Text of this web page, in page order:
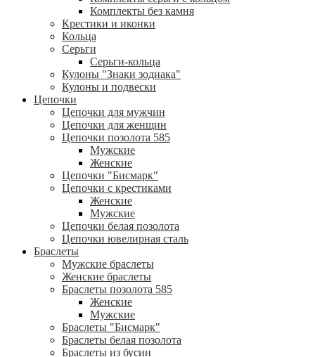
Комплекты без камня
Крестики и иконки
Кольца
Серьги
Серьги-кольца
Кулоны "Знаки зодиака"
Кулоны и подвески
Цепочки
Цепочки для мужчин
Цепочки для женщин
Цепочки позолота 585
Мужские
Женские
Цепочки "Бисмарк"
Цепочки с крестиками
Женские
Мужские
Цепочки белая позолота
Цепочки ювелирная сталь
Браслеты
Мужские браслеты
Женские браслеты
Браслеты позолота 585
Женские
Мужские
Браслеты "Бисмарк"
Браслеты белая позолота
Браслеты из бусин